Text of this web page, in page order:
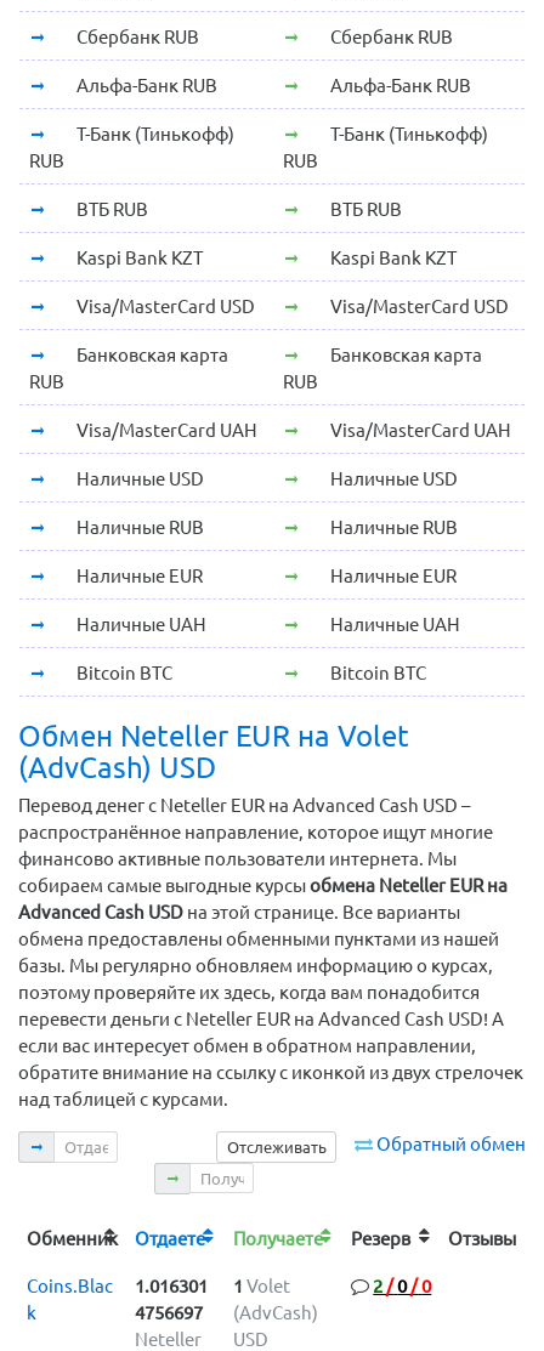
Сбербанк RUB Сбербанк RUB
Альфа-Банк RUB Альфа-Банк RUB
Т-Банк (Тинькофф)
RUB
Т-Банк (Тинькофф)
RUB
ВТБ RUB ВТБ RUB
Kaspi Bank KZT Kaspi Bank KZT
Visa/MasterCard USD Visa/MasterCard USD
Банковская карта
RUB
Банковская карта
RUB
Visa/MasterCard UAH Visa/MasterCard UAH
Наличные USD Наличные USD
Наличные RUB Наличные RUB
Наличные EUR Наличные EUR
Наличные UAH Наличные UAH
Bitcoin BTC Bitcoin BTC
Обмен Neteller EUR на Volet
(AdvCash) USD
Перевод денег с Neteller EUR на Advanced Cash USD –
распространённое направление, которое ищут многие
финансово активные пользователи интернета. Мы
собираем самые выгодные курсыобмена Neteller EUR на
Advanced Cash USD на этой странице. Все варианты
обмена предоставлены обменными пунктами из нашей
базы. Мы регулярно обновляем информацию о курсах,
поэтому проверяйте их здесь, когда вам понадобится
перевести деньги с Neteller EUR на Advanced Cash USD! А
если вас интересует обмен в обратном направлении,
обратите внимание на ссылку с иконкой из двух стрелочек
над таблицей с курсами.
Обратный обмен
Отслеживать
Отдаете
Получаете
Обменник Отдаете Получаете Резерв Отзывы
Coins.Blac
k
1.016301
4756697
Neteller
1 Volet
(AdvCash)
USD
2 /0/0